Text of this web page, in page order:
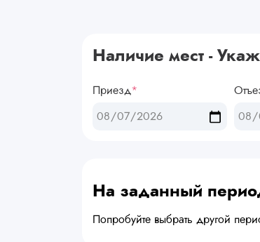
Наличие мест -
Приезд*
На заданный
Попробуйте выбрать другой